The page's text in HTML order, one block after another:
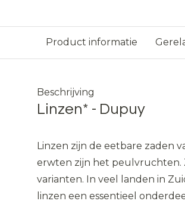
Product informatie
Beschrijving
Linzen* - Dupuy
Linzen zijn de eetbare zaden
erwten zijn het peulvruchten.
varianten. In veel landen in
linzen een essentieel